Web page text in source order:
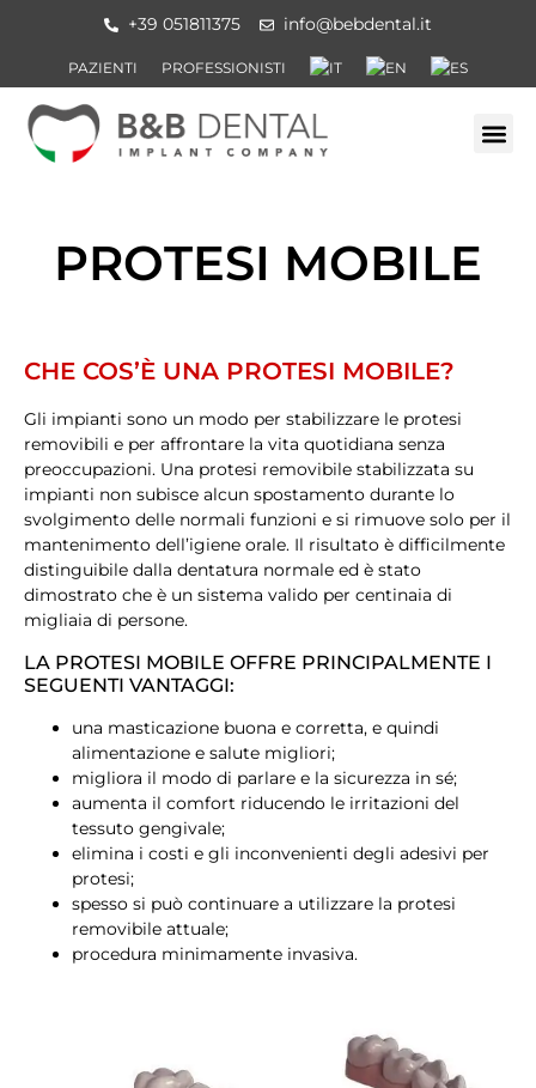
+39 051811375 info@bebdental.it
PAZIENTI PROFESSIONISTI
PROTESI MOBILE
CHE COS’È UNA PROTESI MOBILE?
Gli impianti sono un modo per stabilizzare le protesi
removibili e per affrontare la vita quotidiana senza
preoccupazioni. Una protesi removibile stabilizzata su
impianti non subisce alcun spostamento durante lo
svolgimento delle normali funzioni e si rimuove solo per il
mantenimento dell’igiene orale. Il risultato è difficilmente
distinguibile dalla dentatura normale ed è stato
dimostrato che è un sistema valido per centinaia di
migliaia di persone.
LA PROTESI MOBILE OFFRE PRINCIPALMENTE I
SEGUENTI VANTAGGI:
una masticazione buona e corretta, e quindi
alimentazione e salute migliori;
migliora il modo di parlare e la sicurezza in sé;
aumenta il comfort riducendo le irritazioni del
tessuto gengivale;
elimina i costi e gli inconvenienti degli adesivi per
protesi;
spesso si può continuare a utilizzare la protesi
removibile attuale;
procedura minimamente invasiva.